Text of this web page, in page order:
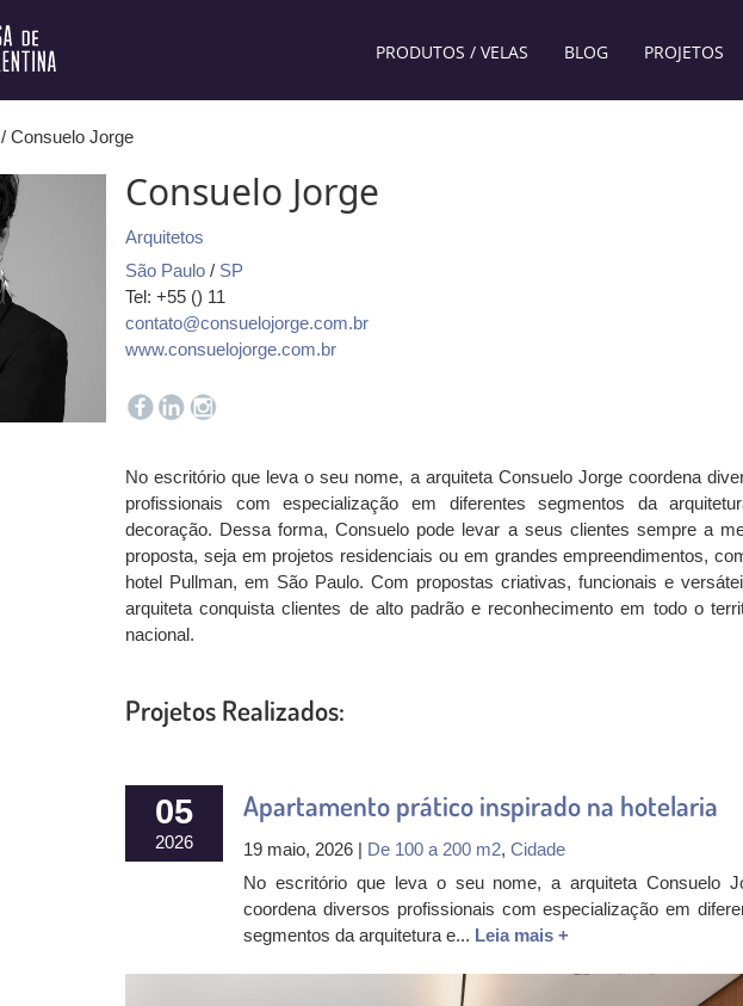
PRODUTOS / VELAS BLOG PROJETOS
/ Consuelo Jorge
Consuelo Jorge
Arquitetos
São Paulo / SP
Tel: +55 () 11
contato@consuelojorge.com.br
www.consuelojorge.com.br
No escritório que leva o seu nome, a arquiteta Consuelo Jorge coordena
profissionais com especialização em diferentes segmentos da
decoração. Dessa forma, Consuelo pode levar a seus clientes sempre a
proposta, seja em projetos residenciais ou em grandes empreendimentos,
hotel Pullman, em São Paulo. Com propostas criativas, funcionais e
arquiteta conquista clientes de alto padrão e reconhecimento em todo o
nacional.
Projetos Realizados:
05
2026
Apartamento prático inspirado na hotelaria
19 maio, 2026 | De 100 a 200 m2, Cidade
No escritório que leva o seu nome, a arquiteta Consuelo
coordena diversos profissionais com especialização em
segmentos da arquitetura e... Leia mais +